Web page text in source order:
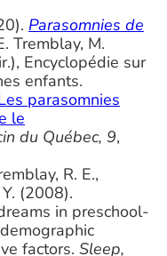
Parasomnies de
Tremblay, M.
Encyclopédie sur
enfants.
parasomnies
le
du Québec, 9,
R. E.,
(2008).
in preschool-
factors. Sleep,